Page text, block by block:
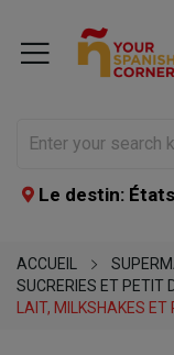
Le destin:
ACCUEIL
SUCRERIES ET PETIT
LAIT, MILKSHAKES